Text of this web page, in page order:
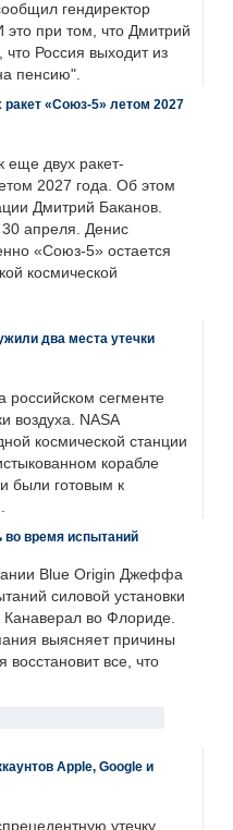
гендиректор
при том, что Дмитрий
что Россия выходит из
пенсию".
ракет «Союз-5» летом 2027
еще двух ракет-
2027 года. Об этом
Дмитрий Баканов.
30 апреля. Денис
«Союз-5» остается
космической
два места утечки
российском сегменте
воздуха. NASA
космической станции
корабле
были готовым к
во время испытаний
Blue Origin Джеффа
силовой установки
Канаверал во Флориде.
выясняет причины
все, что
Apple, Google и
утечку